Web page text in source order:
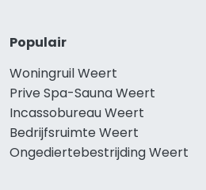
Populair
Woningruil Weert
Prive Spa-Sauna Weert
Incassobureau Weert
Bedrijfsruimte Weert
Ongediertebestrijding Weert